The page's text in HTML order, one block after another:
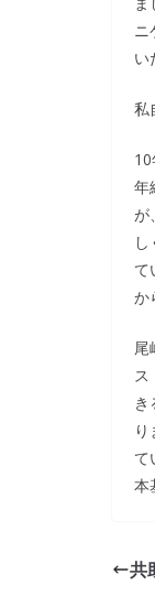
ニ
い
私
年
が
て
か
尾
ス
て
本
共